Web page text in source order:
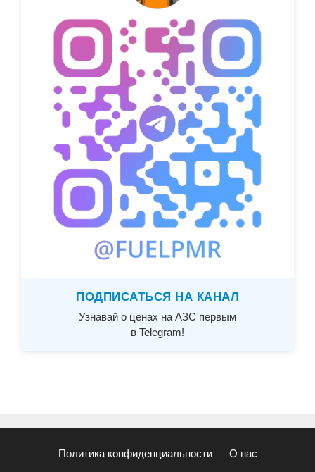
ПОДПИСАТЬСЯ НА КАНАЛ
Узнавай о ценах на АЗС первым
в Telegram!
Политика конфиденциальности О нас